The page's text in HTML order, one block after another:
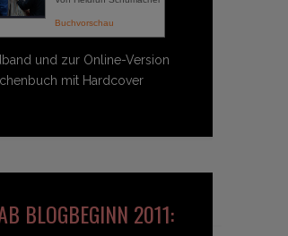
Buchvorschau
und zur Online-Version
mit Hardcover
BLOGBEGINN 2011: